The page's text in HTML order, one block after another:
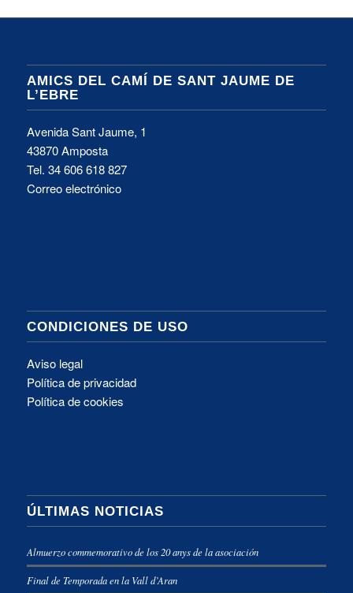
AMICS DEL CAMÍ DE SANT JAUME DE
L’EBRE
Avenida Sant Jaume, 1
43870 Amposta
Tel. 34 606 618 827
Correo electrónico
CONDICIONES DE USO
Aviso legal
Política de privacidad
Política de cookies
ÚLTIMAS NOTICIAS
Almuerzo commemorativo de los 20 anys de la asociación
Final de Temporada en la Vall d’Aran